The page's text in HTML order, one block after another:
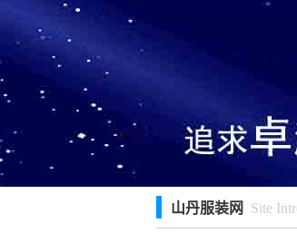
山丹服装网 Site